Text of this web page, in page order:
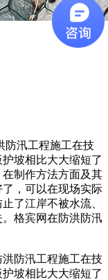
防汛工程施工在技
坡相比大大缩短了
制作方法方面及其
，可以在现场实际
了江岸不被水流、
格宾网在防洪防汛
洪防汛工程施工在技
坡相比大大缩短了